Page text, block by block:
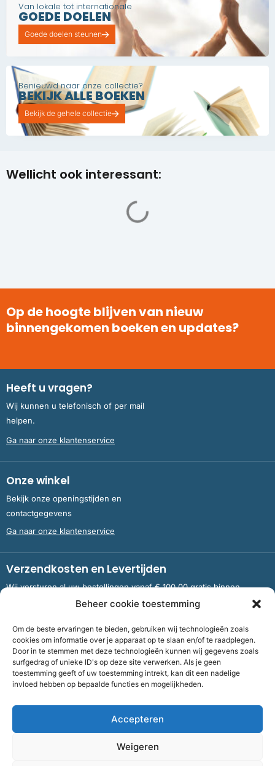
Beheer cookie toestemming
Om de beste ervaringen te bieden, gebruiken wij technologieën zoals
cookies om informatie over je apparaat op te slaan en/of te raadplegen.
Door in te stemmen met deze technologieën kunnen wij gegevens zoals
surfgedrag of unieke ID's op deze site verwerken. Als je geen
toestemming geeft of uw toestemming intrekt, kan dit een nadelige
invloed hebben op bepaalde functies en mogelijkheden.
Accepteren
Weigeren
Van lokale tot internationale
GOEDE DOELEN
Goede doelen steunen
Benieuwd naar onze collectie?
BEKIJK ALLE BOEKEN
Bekijk de gehele collectie
Wellicht ook interessant:
Op de hoogte blijven van nieuw
binnengekomen boeken en updates?
Heeft u vragen?
Wij kunnen u telefonisch of per mail
helpen.
Ga naar onze klantenservice
Onze winkel
Bekijk onze openingstijden en
contactgegevens
Ga naar onze klantenservice
Verzendkosten en Levertijden
Wij versturen al uw bestellingen vanaf € 100,00 gratis binnen
Nederland en België.
Meer informatie over verzendkosten en levertijden
Bank NL09 RABO 0326 5083 92 ten name van Stichting OddFellows
Fiscaalnummer
Cookies| Privacy